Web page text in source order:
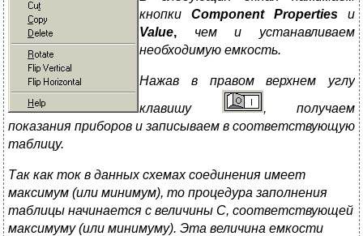
кнопки Component Properties
и
Value, чем
и устанавливаем
необходимую емкость.
Нажав в правом верхнем углу
клавишу
, получаем
показания приборов и записываем в соответствующую
таблицу.
Так как ток в данных схемах соединения имеет
максимум (или минимум), то процедура заполнения
таблицы начинается с величины С, соответствующей
максимуму (или минимуму). Эта величина емкости